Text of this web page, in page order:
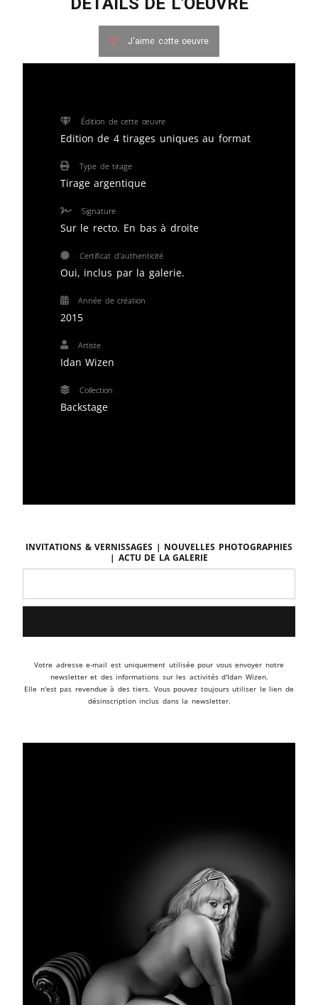
J'aime cette oeuvre
Édition de cette œuvre
Edition de 4 tirages uniques au format
Type de tirage
Tirage argentique
Signature
Sur le recto. En bas à droite
Certificat d'authenticité
Oui, inclus par la galerie.
Année de création
2015
Artiste
Idan Wizen
Collection
Backstage
Invitations & vernissages | Nouvelles photographies
| Actu de la galerie
Votre adresse e-mail est uniquement utilisée pour vous envoyer notre
newsletter et des informations sur les activités d'Idan Wizen.
Elle n'est pas revendue à des tiers. Vous pouvez toujours utiliser le lien de
désinscription inclus dans la newsletter.